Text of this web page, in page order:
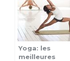
Yoga: les
meilleures